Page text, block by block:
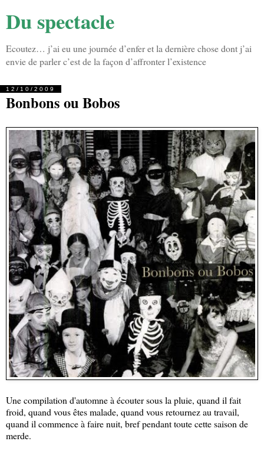
Du spectacle
Ecoutez… j’ai eu une journée d’enfer et la dernière chose dont j’ai
envie de parler c’est de la façon d’affronter l’existence
12/10/2009
Bonbons ou Bobos
Une compilation d'automne à écouter sous la pluie, quand il fait
froid, quand vous êtes malade, quand vous retournez au travail,
quand il commence à faire nuit, bref pendant toute cette saison de
merde.